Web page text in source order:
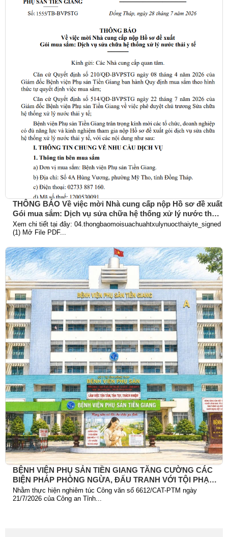
THÔNG BÁO Về việc mời Nhà cung cấp nộp Hồ sơ đề xuất
Gói mua sắm: Dịch vụ sửa chữa hệ thống xử lý nước thải
y tế
Xem chi tiết tại đây: 04.thongbaomoisuachuahtxulynuocthaiyte_signed
(1) Mở File PDF...
BỆNH VIỆN PHỤ SẢN TIỀN GIANG TĂNG CƯỜNG CÁC
BIỆN PHÁP PHÒNG NGỪA, ĐẤU TRANH VỚI TỘI PHẠM
TRỘM CẮP TÀI SẢN
Nhằm thực hiện nghiêm túc Công văn số 6612/CAT-PTM ngày
21/7/2026 của Công an Tỉnh...